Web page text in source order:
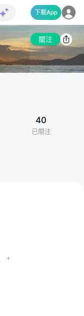
下載App
關注
40
已關注